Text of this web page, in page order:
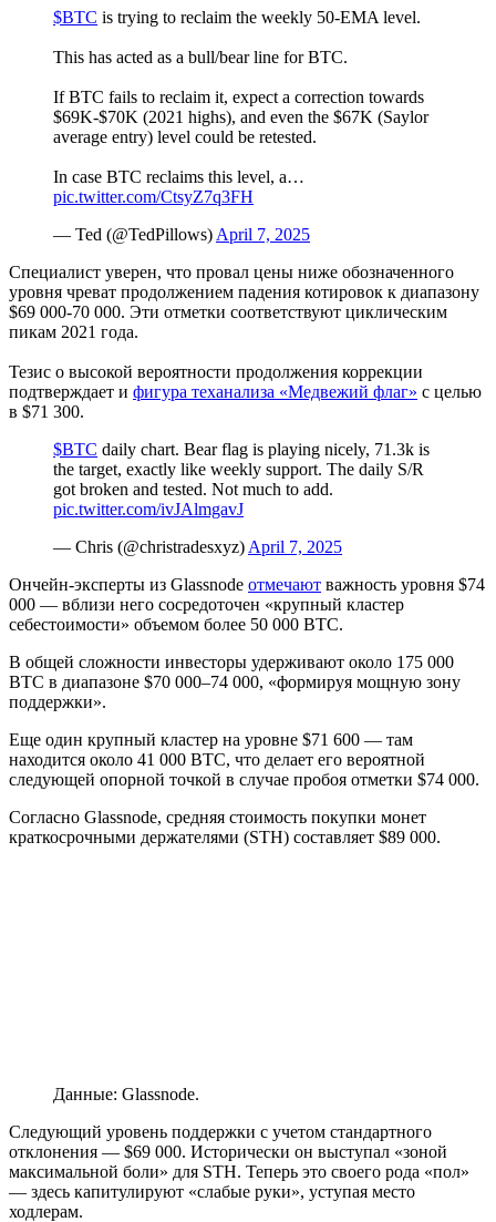
$BTC is trying to reclaim the weekly 50-EMA level.
This has acted as a bull/bear line for BTC.
If BTC fails to reclaim it, expect a correction towards
$69K-$70K (2021 highs), and even the $67K (Saylor
average entry) level could be retested.
In case BTC reclaims this level, a…
pic.twitter.com/CtsyZ7q3FH
— Ted (@TedPillows) April 7, 2025
Специалист уверен, что провал цены ниже обозначенного
уровня чреват продолжением падения котировок к диапазону
$69 000-70 000. Эти отметки соответствуют циклическим
пикам 2021 года.
Тезис о высокой вероятности продолжения коррекции
подтверждает и фигура теханализа «Медвежий флаг» с целью
в $71 300.
$BTC daily chart. Bear flag is playing nicely, 71.3k is
the target, exactly like weekly support. The daily S/R
got broken and tested. Not much to add.
pic.twitter.com/ivJAlmgavJ
— Chris (@christradesxyz) April 7, 2025
Ончейн-эксперты из Glassnode отмечают важность уровня $74
000 — вблизи него сосредоточен «крупный кластер
себестоимости» объемом более 50 000 BTC.
В общей сложности инвесторы удерживают около 175 000
BTC в диапазоне $70 000–74 000, «формируя мощную зону
поддержки».
Еще один крупный кластер на уровне $71 600 — там
находится около 41 000 BTC, что делает его вероятной
следующей опорной точкой в случае пробоя отметки $74 000.
Согласно Glassnode, средняя стоимость покупки монет
краткосрочными держателями (STH) составляет $89 000.
Данные: Glassnode.
Следующий уровень поддержки с учетом стандартного
отклонения — $69 000. Исторически он выступал «зоной
максимальной боли» для STH. Теперь это своего рода «пол»
— здесь капитулируют «слабые руки», уступая место
ходлерам.